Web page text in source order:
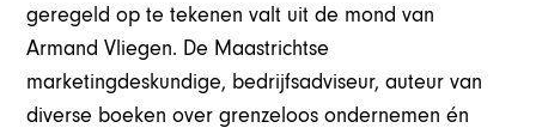
geregeld op te tekenen valt uit de mond van
Armand Vliegen. De Maastrichtse
marketingdeskundige, bedrijfsadviseur, auteur van
diverse boeken over grenzeloos ondernemen én